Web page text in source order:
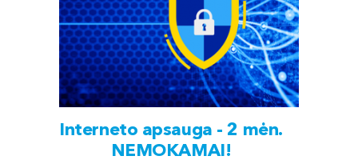
Interneto apsauga - 2 mėn.
NEMOKAMAI!